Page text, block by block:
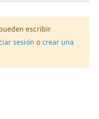
escribir
sesión o crear una